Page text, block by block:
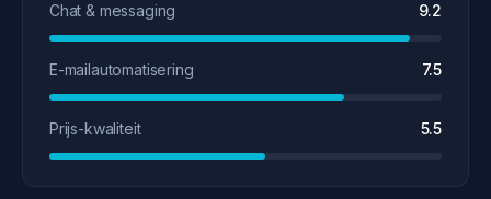
Chat & messaging 9.2
E-mailautomatisering 7.5
Prijs-kwaliteit 5.5